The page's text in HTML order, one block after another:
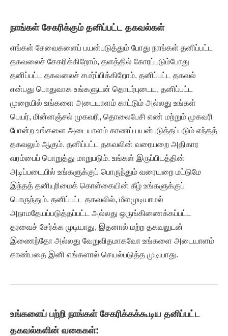
நாங்கள் சேகரிக்கும் தனிப்பட்ட தகவல்கள்
எங்கள் சேவைகளைப் பயன்படுத்தும் போது நாங்கள் தனிப்பட்ட
தகவலைச் சேகரிக்கிறோம், தளத்தில் கோரப்படும்போது
தனிப்பட்ட தகவலைச் சமர்ப்பிக்கிறோம். தனிப்பட்ட தகவல்
என்பது பொதுவாக உங்களுடன் தொடர்புடைய, தனிப்பட்ட
முறையில் உங்களை அடையாளம் காட்டும் அல்லது உங்கள்
பெயர், மின்னஞ்சல் முகவரி, தொலைபேசி எண் மற்றும் முகவரி
போன்ற உங்களை அடையாளம் காணப் பயன்படுத்தப்படும் எந்தத்
தகவலும் ஆகும். தனிப்பட்ட தகவலின் வரையறை அதிகார
வரம்பைப் பொறுத்து மாறுபடும். உங்கள் இருப்பிடத்தின்
அடிப்படையில் உங்களுக்குப் பொருந்தும் வரையறை மட்டுமே
இந்தத் தனியுரிமைக் கொள்கையின் கீழ் உங்களுக்குப்
பொருந்தும். தனிப்பட்ட தகவலில், மீளமுடியாமல்
அநாமதேயப்படுத்தப்பட்ட அல்லது ஒருங்கிணைக்கப்பட்ட
தரவைச் சேர்க்க முடியாது, இதனால் மற்ற தகவலுடன்
இணைந்தோ அல்லது வேறுவிதமாகவோ உங்களை அடையாளம்
காண்பதை இனி எங்களால் செயல்படுத்த முடியாது.
உங்களைப் பற்றி நாங்கள் சேகரிக்கக்கூடிய தனிப்பட்ட
தகவல்களின் வகைகள்: